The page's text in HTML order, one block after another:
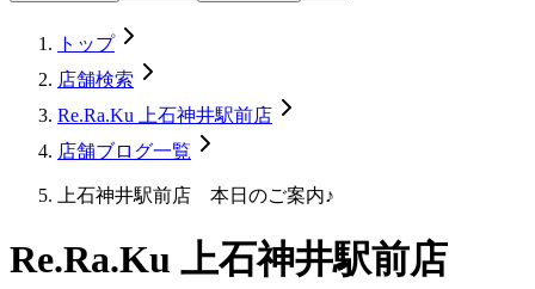
トップ
店舗検索
Re.Ra.Ku 上石神井駅前店
店舗ブログ一覧
上石神井駅前店 本日のご案内♪
Re.Ra.Ku 上石神井駅前店